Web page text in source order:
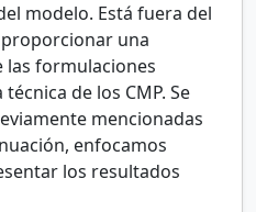
modelo. Está fuera del
una
las formulaciones
de los CMP. Se
mencionadas
enfocamos
los resultados